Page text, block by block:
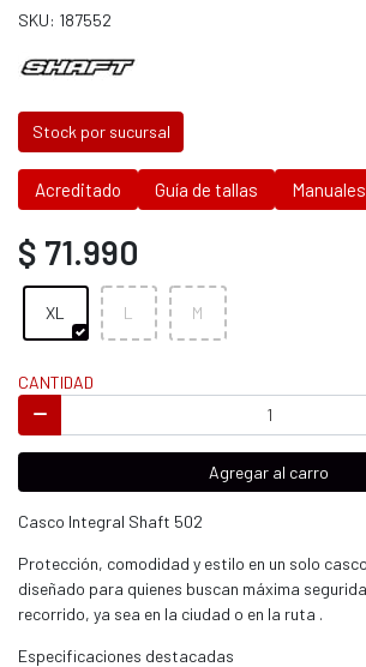
SKU: 187552
Stock por sucursal
Acreditado Guía de tallas Manuales
$ 71.990
XL L M
CANTIDAD
Agregar al carro
Casco Integral Shaft 502
Protección, comodidad y estilo en un solo
diseñado para quienes buscan máxima
recorrido, ya sea en la ciudad o en la ruta .
Especificaciones destacadas